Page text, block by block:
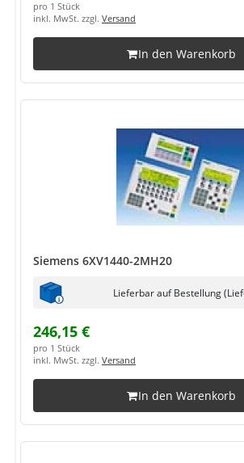
pro 1 Stück
inkl. MwSt. zzgl. Versand
In den Warenkorb
Siemens 6XV1440-2MH20
Lieferbar auf Bestellung
246,15 €
pro 1 Stück
inkl. MwSt. zzgl. Versand
In den Warenkorb